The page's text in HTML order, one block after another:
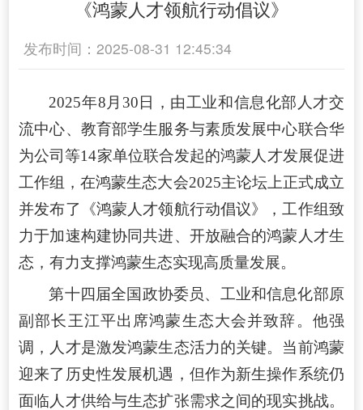
《鸿蒙人才领航行动倡议》
发布时间：2025-08-31 12:45:34
2025年8月30日，由工业和信息化部人才交
流中心、教育部学生服务与素质发展中心联合华
为公司等14家单位联合发起的鸿蒙人才发展促进
工作组，在鸿蒙生态大会2025主论坛上正式成立
并发布了《鸿蒙人才领航行动倡议》，工作组致
力于加速构建协同共进、开放融合的鸿蒙人才生
态，有力支撑鸿蒙生态实现高质量发展。
第十四届全国政协委员、工业和信息化部原
副部长王江平出席鸿蒙生态大会并致辞。他强
调，人才是激发鸿蒙生态活力的关键。当前鸿蒙
迎来了历史性发展机遇，但作为新生操作系统仍
面临人才供给与生态扩张需求之间的现实挑战。